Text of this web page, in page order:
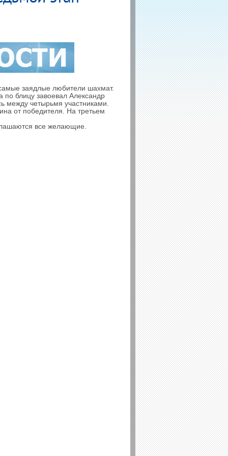
заядлые любители шахмат.
по блицу завоевал Александр
между четырьмя участниками.
от победителя. На третьем
все желающие.